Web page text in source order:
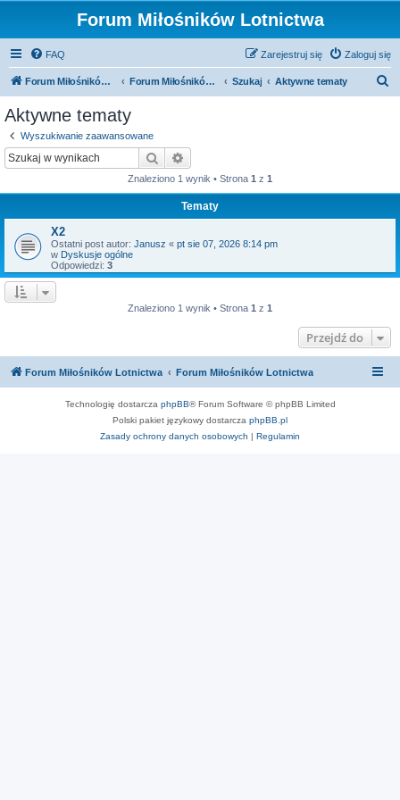
Forum Miłośników Lotnictwa
FAQ Zaloguj się
Zarejestruj się
Forum Miłośników Lotnictwa Forum Miłośników Lotnictwa Szukaj Aktywne tematy
Aktywne tematy
Wyszukiwanie zaawansowane
Szukaj
Znaleziono 1 wynik • Strona 1 z 1
Tematy
X2
Ostatni post autor: Janusz « pt sie 07, 2026 8:14 pm
w Dyskusje ogólne
Odpowiedzi: 3
Znaleziono 1 wynik • Strona 1 z 1
Przejdź do
Forum Miłośników Lotnictwa Forum Miłośników Lotnictwa
Technologię dostarcza phpBB® Forum Software © phpBB Limited
Polski pakiet językowy dostarcza phpBB.pl
Zasady ochrony danych osobowych | Regulamin